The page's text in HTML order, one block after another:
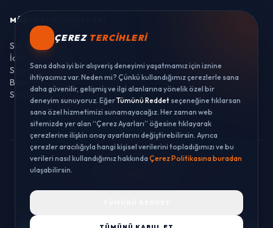
MÜŞTERI HIZMETLERI
Sipariş Takibi
İade ve Değişim
Sıkça Sorulan Sorular
Banka Hesaplarımız
Sipariş Takibi
© 2026 LUSTWAY. TÜM HAKLARI SAKLIDIR.
ÇEREZ TERCIHLERI
Sana daha iyi bir alışveriş deneyimi yaşatmamız için iznine
ihtiyacımız var. Neden mi? Çünkü kullandığımız çerezlerle sana
daha güvenilir, gelişmiş ve ilgi alanlarına yönelik özel bir
deneyim sunuyoruz. EğerTümünü Reddet seçeneğine tıklarsan
sana özel hizmetimizi sunamayacağız. Her zaman web
sitemizde yer alan “Çerez Ayarları” öğesine tıklayarak
çerezlerine ilişkin onay ayarlarını değiştirebilirsin. Ayrıca
çerezler aracılığıyla hangi kişisel verilerini topladığımızı ve bu
verileri nasıl kullandığımız hakkındaÇerez Politikasına buradan
ulaşabilirsin.